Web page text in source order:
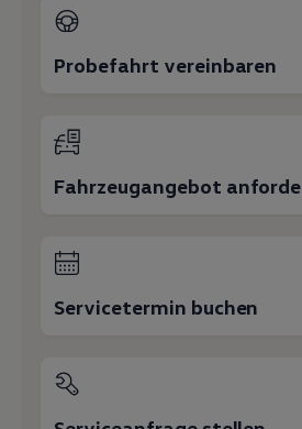
Volkswagen R
Pannen- und Unfallhilfe
Probefahrt vereinbaren
Fahrzeugangebot
Servicetermin buchen